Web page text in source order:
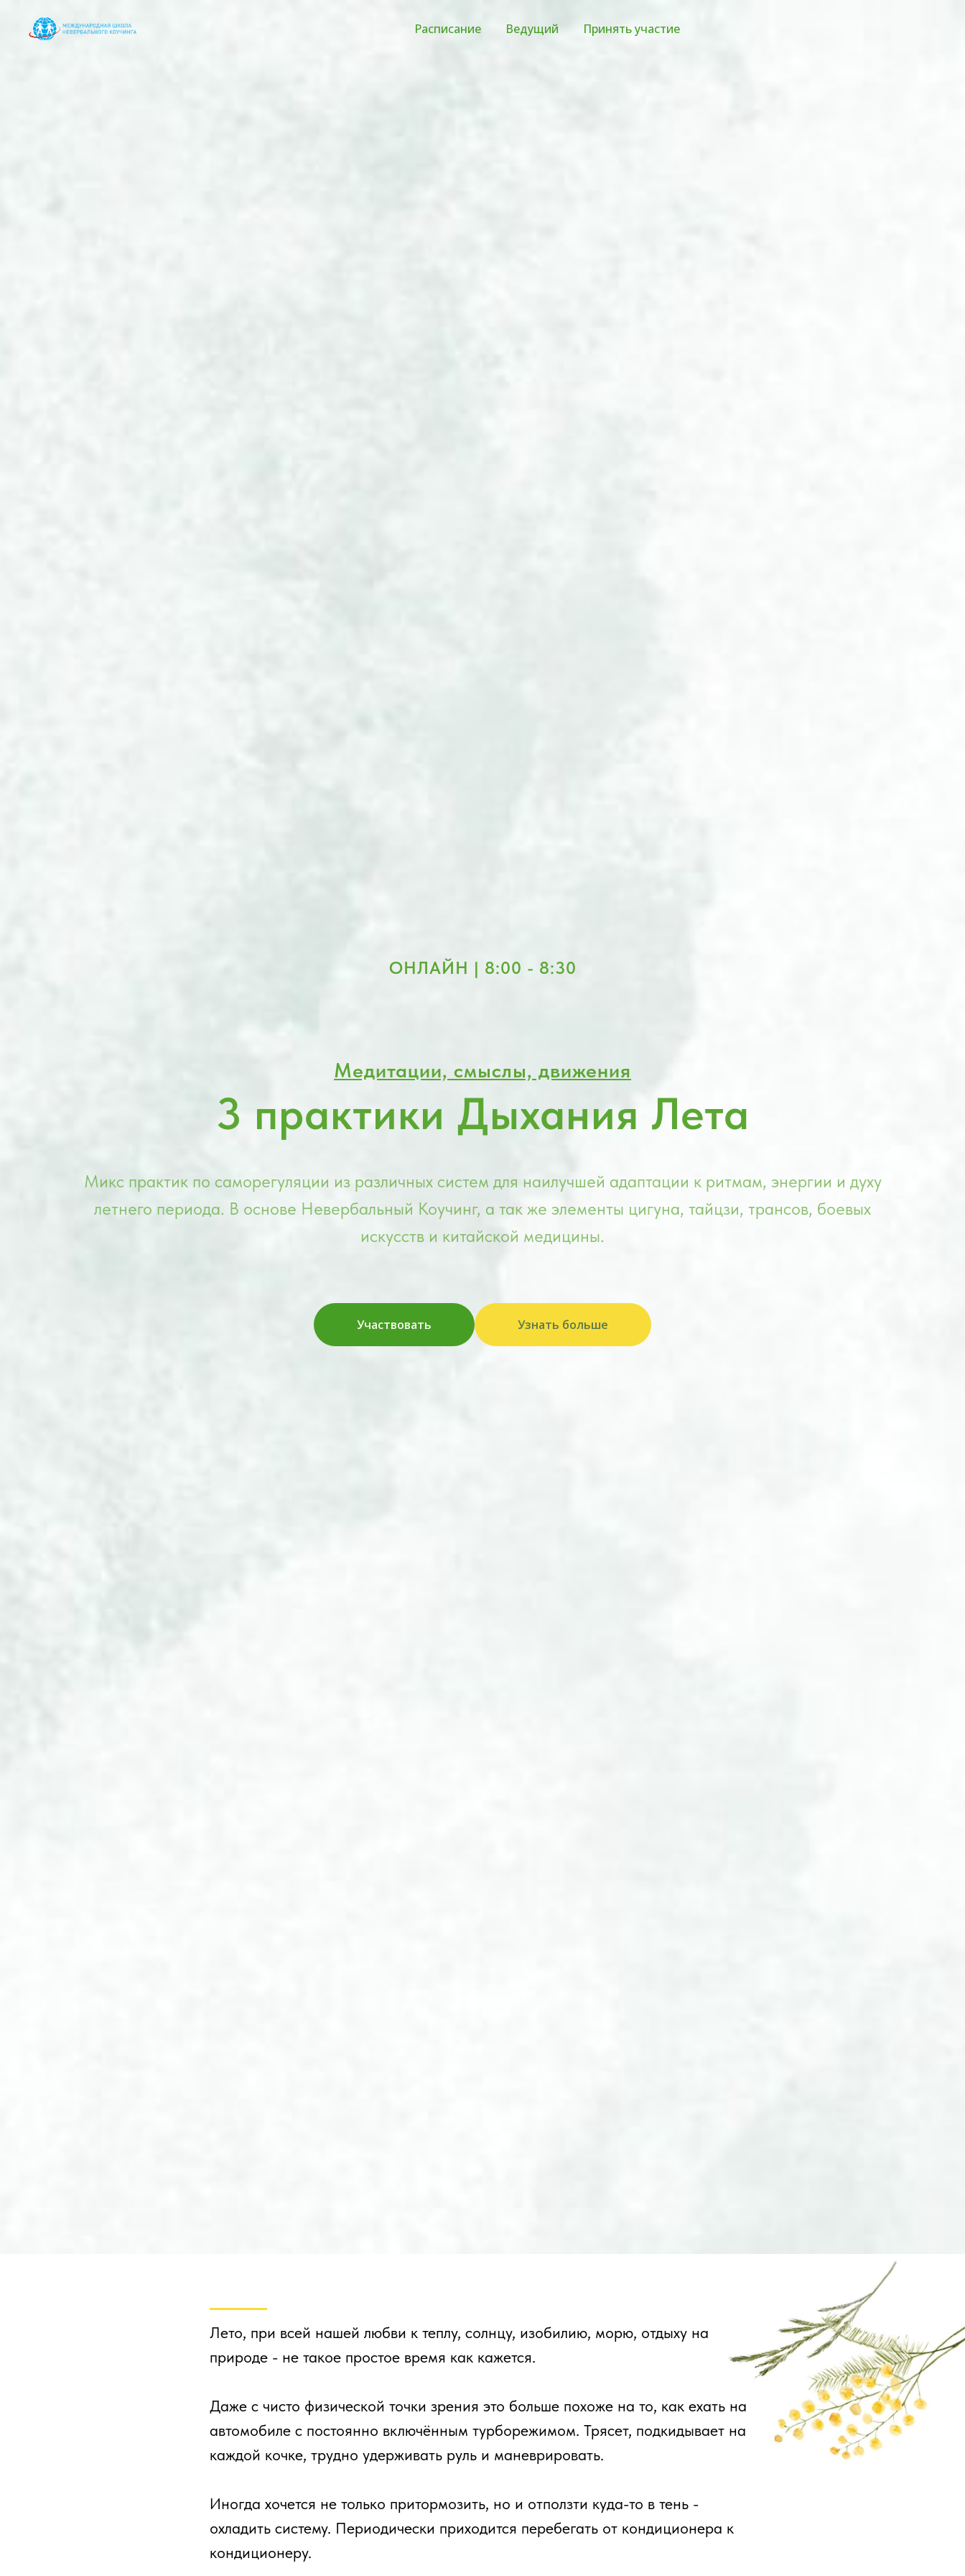
Расписание Ведущий Принять участие
ОНЛАЙН | 8:00 - 8:30
Медитации, смыслы, движения
3 практики Дыхания Лета
Микс практик по саморегуляции из различных систем для наилучшей адаптации к ритмам, энергии и духу
летнего периода. В основе Невербальный Коучинг, а так же элементы цигуна, тайцзи, трансов, боевых
искусств и китайской медицины.
Участвовать Узнать больше
Лето, при всей нашей любви к теплу, солнцу, изобилию, морю, отдыху на
природе - не такое простое время как кажется.
Даже с чисто физической точки зрения это больше похоже на то, как ехать на
автомобиле с постоянно включённым турборежимом. Трясет, подкидывает на
каждой кочке, трудно удерживать руль и маневрировать.
Иногда хочется не только притормозить, но и отползти куда-то в тень -
охладить систему. Периодически приходится перебегать от кондиционера к
кондиционеру.